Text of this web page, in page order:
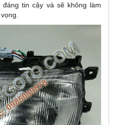
tin cậy và sẽ không làm